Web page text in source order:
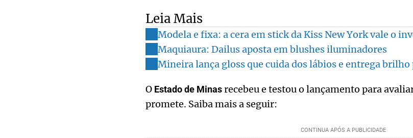
Leia Mais
Modela e fixa: a cera em stick da Kiss New York vale o
Maquiaura: Dailus aposta em blushes iluminadores
Mineira lança gloss que cuida dos lábios e entrega brilho
O Estado de Minasrecebeu e testou o lançamento para
promete. Saiba mais a seguir: